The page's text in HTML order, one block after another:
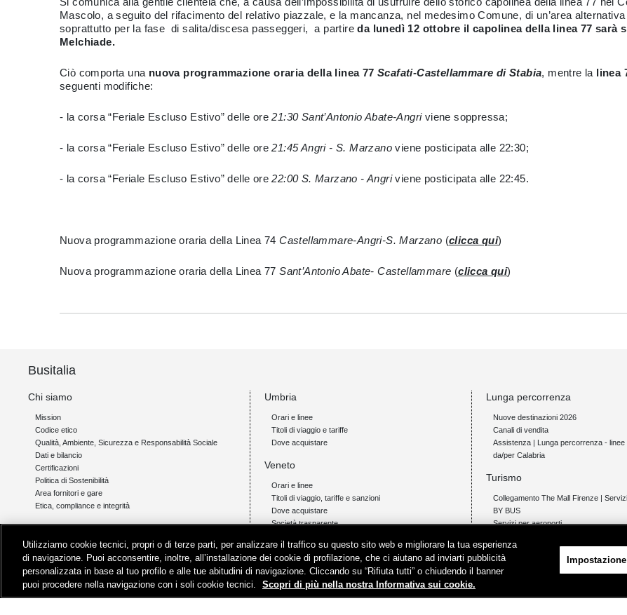
Mascolo, a seguito del rifacimento del relativo piazzale, e la mancanza, nel medesimo Comune, di un’area
soprattutto per la fase di salita/discesa passeggeri, a partireda lunedì 12 ottobre il capolinea della linea 77 sarà
Melchiade.
Ciò comporta una nuova programmazione oraria della linea 77Scafati-Castellammare di Stabia, mentre la linea
seguenti modifiche:
- la corsa “Feriale Escluso Estivo” delle ore21:30 Sant’Antonio Abate-Angriviene soppressa;
- la corsa “Feriale Escluso Estivo” delle ore21:45 Angri - S. Marzano viene posticipata alle 22:30;
- la corsa “Feriale Escluso Estivo” delle ore22:00 S. Marzano - Angriviene posticipata alle 22:45.
Nuova programmazione oraria della Linea 74Castellammare-Angri-S. Marzano (clicca qui)
Nuova programmazione oraria della Linea 77Sant’Antonio Abate- Castellammare (clicca qui)
Busitalia
Chi siamo
Mission
Codice etico
Qualità, Ambiente, Sicurezza e Responsabilità Sociale
Dati e bilancio
Certificazioni
Politica di Sostenibilità
Area fornitori e gare
Etica, compliance e integrità
Link
Orio al Serio Airlink
Padova - Cortina Link
Livigno Link
Assistenza
Umbria
Orari e linee
Titoli di viaggio e tariffe
Dove acquistare
Veneto
Orari e linee
Titoli di viaggio, tariffe e sanzioni
Dove acquistare
Società trasparente
Campania
Orari e linee
Titoli di viaggio e tariffe
Dove acquistare
Lunga percorrenza
Nuove destinazioni 2026
Canali di vendita
Assistenza | Lunga percorrenza - linee
da/per Calabria
Turismo
Collegamento The Mall Firenze |
BY BUS
Servizi per aeroporti
Servizio di navigazione sul Lago
News e comunicati stampa
Utilizziamo cookie tecnici, propri o di terze parti, per analizzare il traffico su questo sito web e migliorare la tua esperienza
di navigazione. Puoi acconsentire, inoltre, all’installazione dei cookie di profilazione, che ci aiutano ad inviarti pubblicità
personalizzata in base al tuo profilo e alle tue abitudini di navigazione. Cliccando su “Rifiuta tutti” o chiudendo il banner
puoi procedere nella navigazione con i soli cookie tecnici.
Scopri di più nella nostra Informativa sui cookie.